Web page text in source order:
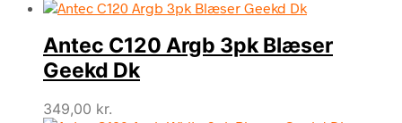
Antec C120 Argb 3pk Blæser
Geekd Dk
349,00 kr.